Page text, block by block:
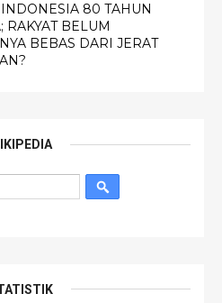
80 TAHUN
RAKYAT BELUM
BEBAS DARI JERAT